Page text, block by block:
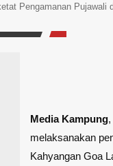
Pengamanan Pujawali
Media Kampung
melaksanakan
Kahyangan Goa